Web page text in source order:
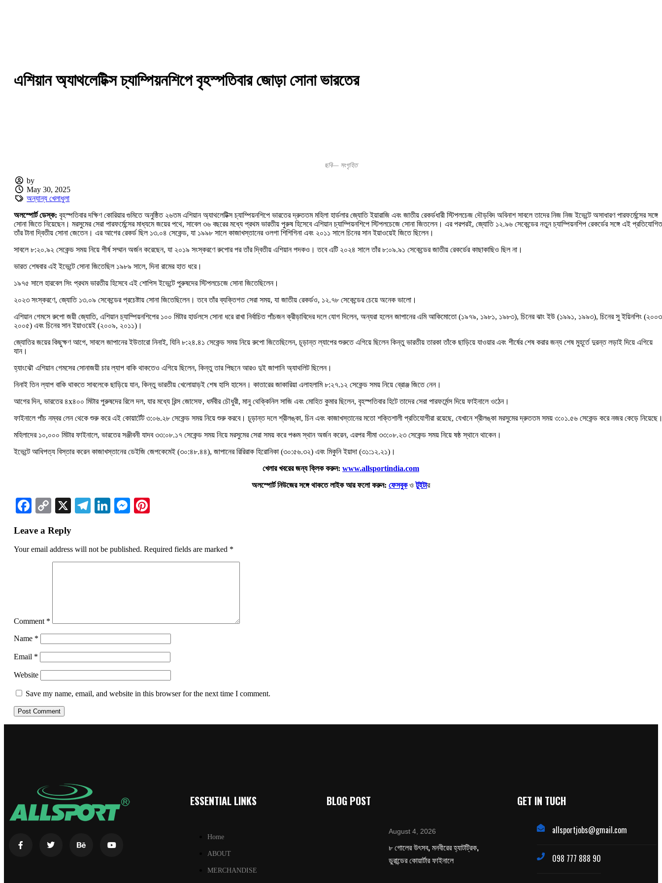
এশিয়ান অ্যাথলেটিক্স চ্যাম্পিয়নশিপে বৃহস্পতিবার জোড়া সোনা ভারতের
ছবি— সংগৃহিত
by
May 30, 2025
অন্যান্য খেলাধুলা
অলস্পোর্ট ডেস্ক: বৃহস্পতিবার দক্ষিণ কোরিয়ার গুমিতে অনুষ্ঠিত ২৬তম এশিয়ান অ্যাথলেটিক্স চ্যাম্পিয়নশিপে ভারতের দ্রুততম মহিলা হার্ডলার জ্যোতি ইয়ারাজি এবং জাতীয় রেকর্ডধারী স্টিপলচেজ দৌড়বিদ অবিনাশ সাবলে তাদের নিজ নিজ ইভেন্টে অসাধারণ পারফর্মেন্সের সঙ্গে
সোনা জিতে নিয়েছেন। মরসুমের সেরা পারফর্মেন্সের মাধ্যমে জয়ের পথে, সাবেল ৩৬ বছরের মধ্যে প্রথম ভারতীয় পুরুষ হিসেবে এশিয়ান চ্যাম্পিয়নশিপে স্টিপলচেজে সোনা জিতলেন। এর পরপরই, জ্যোতি ১২.৯৬ সেকেন্ডের নতুন চ্যাম্পিয়নশিপ রেকর্ডের সঙ্গে এই
তাঁর টানা দ্বিতীয় সোনা জেতেন। এর আগের রেকর্ড ছিল ১৩.০৪ সেকেন্ড, যা ১৯৯৮ সালে কাজাখস্তানের ওলগা শিশিগিনা এবং ২০১১ সালে চিনের সান ইয়াওয়েই জিতে ছিলেন।
সাবলে ৮:২০.৯২ সেকেন্ড সময় নিয়ে শীর্ষ সম্মান অর্জন করেছেন, যা ২০১৯ সংস্করণে রুপোর পর তাঁর দ্বিতীয় এশিয়ান পদকও। তবে এটি ২০২৪ সালে তাঁর ৮:০৯.৯১ সেকেন্ডের জাতীয় রেকর্ডের কাছাকাছিও ছিল না।
ভারত শেষবার এই ইভেন্টে সোনা জিতেছিল ১৯৮৯ সালে, দিনা রামের হাত ধরে।
১৯৭৫ সালে হারবেল সিং প্রথম ভারতীয় হিসেবে এই শোপিস ইভেন্টে পুরুষদের স্টিপলচেজে সোনা জিতেছিলেন।
২০২৩ সংস্করণে, জ্যোতি ১৩.০৯ সেকেন্ডের প্রচেষ্টায় সোনা জিতেছিলেন। তবে তাঁর ব্যক্তিগত সেরা সময়, যা জাতীয় রেকর্ডও, ১২.৭৮ সেকেন্ডের চেয়ে অনেক ভালো।
এশিয়ান গেমসে রুপো জয়ী জ্যোতি, এশিয়ান চ্যাম্পিয়নশিপের ১০০ মিটার হার্ডলসে সোনা ধরে রাখা নির্বাচিত পাঁচজন ক্রীড়াবিদের দলে যোগ দিলেন, অন্যরা হলেন জাপানের এমি আকিমোতো (১৯৭৯, ১৯৮১, ১৯৮৩), চিনের ঝাং ইউ (১৯৯১, ১৯৯৩), চিনের সু ইয়িনপিং
২০০৫) এবং চিনের সান ইয়াওয়েই (২০০৯, ২০১১)।
জ্যোতির জয়ের কিছুক্ষণ আগে, সাবলে জাপানের ইউতারো নিনাই, যিনি ৮:২৪.৪১ সেকেন্ড সময় নিয়ে রুপো জিতেছিলেন, চূড়ান্ত ল্যাপের শুরুতে এগিয়ে ছিলেন কিন্তু ভারতীয় তারকা তাঁকে ছাড়িয়ে যাওয়ার এবং শীর্ষের শেষ করার জন্য শেষ মুহূর্তে দুরন্ত লড়াই দিয়ে এগিয়ে
যান।
হ্যাংঝৌ এশিয়ান গেমসের সোনাজয়ী চার ল্যাপ বাকি থাকতেও এগিয়ে ছিলেন, কিন্তু তার পিছনে আরও দুই জাপানি অ্যাথলিট ছিলেন।
নিনাই তিন ল্যাপ বাকি থাকতে সাবলেকে ছাড়িয়ে যান, কিন্তু ভারতীয় খেলোয়াড়ই শেষ হাসি হাসেন। কাতারের জাকারিয়া এলাহলামি ৮:২৭.১২ সেকেন্ড সময় নিয়ে ব্রোঞ্জ জিতে নেন।
আগের দিন, ভারতের ৪x৪০০ মিটার পুরুষদের রিলে দল, যার মধ্যে রিন্স জোসেফ, ধর্মবীর চৌধুরী, মানু থেক্কিনিল সাজি এবং মোহিত কুমার ছিলেন, বৃহস্পতিবার হিটে তাদের সেরা পারফর্মেন্স দিয়ে ফাইনালে ওঠেন।
ফাইনালে পাঁচ নম্বর লেন থেকে শুরু করে এই কোয়ার্টেট ৩:০৬.২৮ সেকেন্ড সময় নিয়ে শুরু করবে। চূড়ান্ত দলে শ্রীলঙ্কা, চিন এবং কাজাখস্তানের মতো শক্তিশালী প্রতিযোগীরা রয়েছে, যেখানে শ্রীলঙ্কা মরসুমের দ্রুততম সময় ৩:০১.৫৬ সেকেন্ড করে নজর কেড়ে
মহিলাদের ১০,০০০ মিটার ফাইনালে, ভারতের সঞ্জীবনী যাদব ৩৩:০৮.১৭ সেকেন্ড সময় নিয়ে মরসুমের সেরা সময় করে পঞ্চম স্থান অর্জন করেন, এরপর সীমা ৩৩:০৮.২৩ সেকেন্ড সময় নিয়ে ষষ্ঠ স্থানে থাকেন।
ইভেন্টে আধিপত্য বিস্তার করেন কাজাখস্তানের ডেইজি জেপকেমেই (৩০:৪৮.৪৪), জাপানের রিরিরাক হিরোনিকা (৩০:৫৬.৩২) এবং মিকুনি ইয়াদা (৩১:১২.২১)।
খেলার খবরের জন্য ক্লিক করুন: www.allsportindia.com
অলস্পোর্ট নিউজের সঙ্গে থাকতে লাইক আর ফলো করুন: ফেসবুকওটুইটার
Facebook
Copy
X Telegram
LinkedIn
Messenger
Leave a Reply
Your email address will not be published. Required fields are marked *
Comment *
Name *
Email *
Website
Save my name, email, and website in this browser for the next time I comment.
ESSENTIAL LINKS
Home
ABOUT
MERCHANDISE
BLOG POST
August 4, 2026
৮ গোলের উৎসব, মনবীরের হ্যাটট্রিক,
ডুরান্ডের কোয়ার্টার ফাইনালে
GET IN TUCH
allsportjobs@gmail.com
098 777 888 90